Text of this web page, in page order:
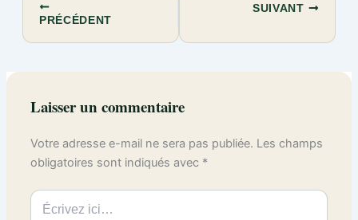
PRÉCÉDENT
SUIVANT
Laisser un commentaire
Votre adresse e-mail ne sera pas publiée. Les champs
obligatoires sont indiqués avec *
Écrivez
ici…